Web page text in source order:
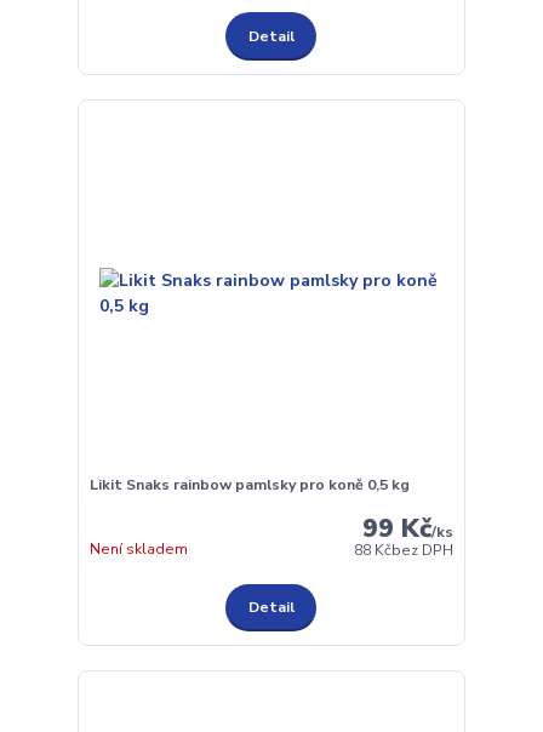
Detail
Likit Snaks rainbow pamlsky pro koně 0,5 kg
99 Kč/ks
88 Kčbez DPH
Není skladem
Detail